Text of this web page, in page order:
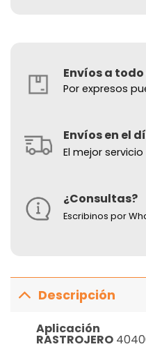
Envíos a
Por expresos
Envíos en el
El mejor servicio
¿Consultas?
Escribinos por
Descripción
Aplicación
RASTROJERO